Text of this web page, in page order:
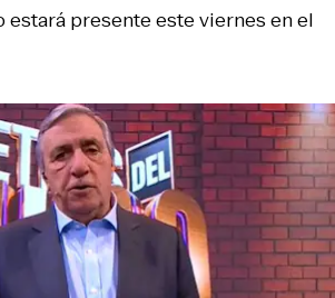
estará presente este viernes en el